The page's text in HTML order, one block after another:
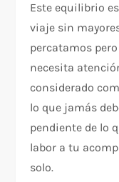
Este equilibrio
viaje sin
percatamos
necesita
considerado
lo que jamás
pendiente de lo
labor a tu
solo.